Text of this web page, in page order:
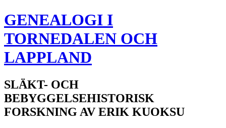
GENEALOGI I
TORNEDALEN OCH
LAPPLAND
SLÄKT- OCH
BEBYGGELSEHISTORISK
FORSKNING AV ERIK KUOKSU